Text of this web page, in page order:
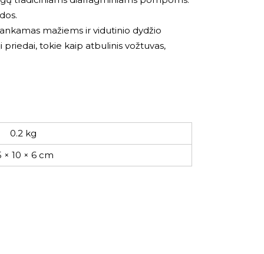
mažiems ir vidutinio dydžio
tokie kaip atbulinis vožtuvas,
0.2 kg
× 10 × 6 cm